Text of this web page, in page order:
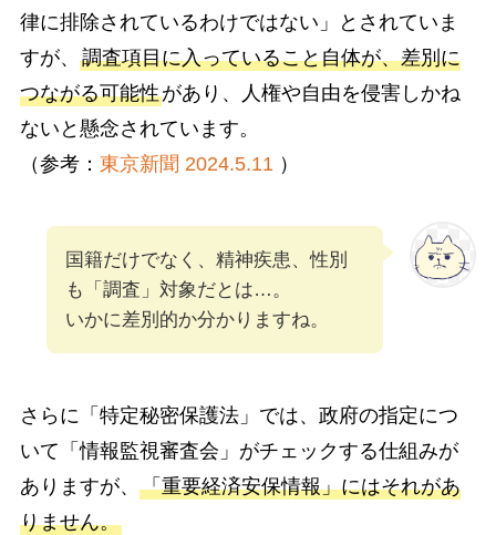
律に排除されているわけではない」とされていま
すが、 調査項目に入っていること自体が、差別に
つながる可能性があり、人権や自由を侵害しかね
ないと懸念されています。
（参考： 東京新聞 2024.5.11）
国籍だけでなく、精神疾患、性別
も「調査」対象だとは…。
いかに差別的か分かりますね。
さらに「特定秘密保護法」では、政府の指定につ
いて「情報監視審査会」がチェックする仕組みが
ありますが、 「重要経済安保情報」にはそれがあ
りません。